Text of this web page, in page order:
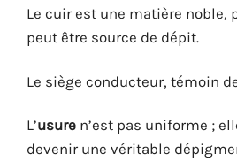
Le cuir est une matière noble,
peut être source de dépit.
Le siège conducteur, témoin
L’usure n’est pas uniforme ;
devenir une véritable